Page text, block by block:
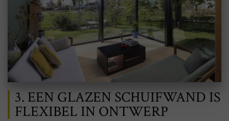
3. EEN GLAZEN SCHUIFWAND IS
FLEXIBEL IN ONTWERP